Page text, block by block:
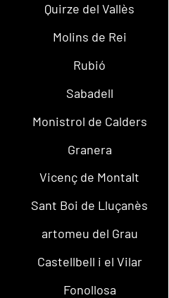
Quirze del Vallès
Molins de Rei
Rubió
Sabadell
Monistrol de Calders
Granera
Vicenç de Montalt
Sant Boi de Lluçanès
artomeu del Grau
Castellbell i el Vilar
Fonollosa